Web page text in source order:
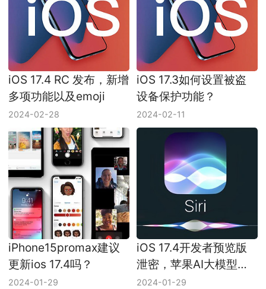
iOS 17.4 RC 发布，新增
多项功能以及emoji
2024-02-28
iOS 17.3如何设置被盗
设备保护功能？
2024-02-11
iPhone15promax建议
更新ios 17.4吗？
2024-01-29
iOS 17.4开发者预览版
泄密，苹果AI大模型已
经落后？
2024-01-29